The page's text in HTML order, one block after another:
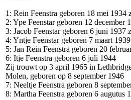
1: Rein Feenstra geboren 18 mei 1934
2: Ype Feenstar geboren 12 december
3: Jacob Feenstar geboren 6 juni 1937
4: Yntje Feenstar geboren 7 maart
5: Jan Rein Feenstra geboren 20
6: Itje Feenstra geboren 6 juli 1944
Zij trouwt op 3 april 1965 in
Molen, geboren op 8 september 1946
7: Neeltje Feenstra geboren 8
8: Martha Feenstra geboren 6 augutus